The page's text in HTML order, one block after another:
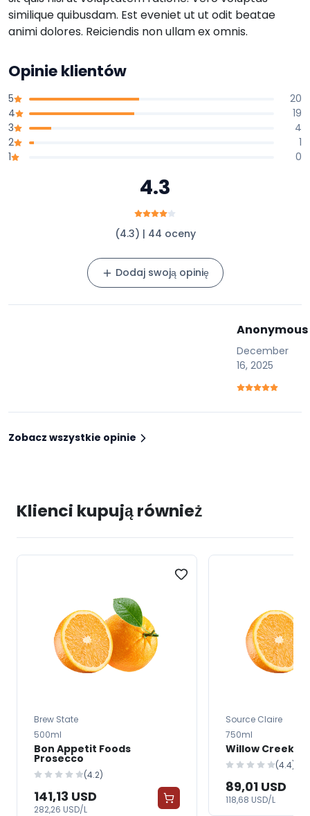
similique quibusdam. Est eveniet ut ut odit beatae
animi dolores. Reiciendis non ullam ex omnis.
Opinie klientów
5
20
4
19
3
4
2
1
1
0
4.3
(4.3) | 44 oceny
Dodaj swoją opinię
Anonymous
December
16, 2025
Zobacz wszystkie opinie
Klienci kupują również
Brew State
500ml
Bon Appetit Foods
Prosecco
(4.2)
141,13 USD
282,26 USD/L
Source Claire
750ml
Willow Creek
(4.4)
89,01 USD
118,68 USD/L